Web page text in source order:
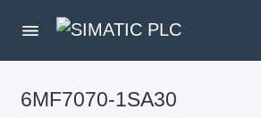
6MF7070-1SA30